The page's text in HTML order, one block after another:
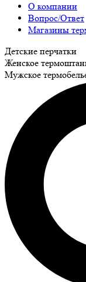
О компании
Вопрос/Ответ
Магазины
Детские перчатки
Женское
Мужское